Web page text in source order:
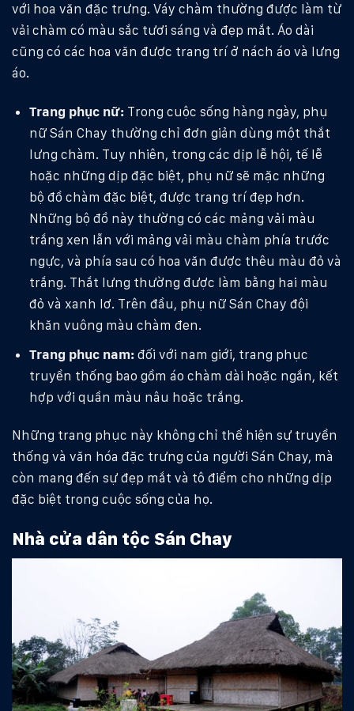
với hoa văn đặc trưng. Váy chàm thường được làm từ
vải chàm có màu sắc tươi sáng và đẹp mắt. Áo dài
cũng có các hoa văn được trang trí ở nách áo và lưng
áo.
Trang phục nữ: Trong cuộc sống hàng ngày, phụ
nữ Sán Chay thường chỉ đơn giản dùng một thắt
lưng chàm. Tuy nhiên, trong các dịp lễ hội, tế lễ
hoặc những dịp đặc biệt, phụ nữ sẽ mặc những
bộ đồ chàm đặc biệt, được trang trí đẹp hơn.
Những bộ đồ này thường có các mảng vải màu
trắng xen lẫn với mảng vải màu chàm phía trước
ngực, và phía sau có hoa văn được thêu màu đỏ và
trắng. Thắt lưng thường được làm bằng hai màu
đỏ và xanh lơ. Trên đầu, phụ nữ Sán Chay đội
khăn vuông màu chàm đen.
Trang phục nam: đối với nam giới, trang phục
truyền thống bao gồm áo chàm dài hoặc ngắn, kết
hợp với quần màu nâu hoặc trắng.
Những trang phục này không chỉ thể hiện sự truyền
thống và văn hóa đặc trưng của người Sán Chay, mà
còn mang đến sự đẹp mắt và tô điểm cho những dịp
đặc biệt trong cuộc sống của họ.
Nhà cửa dân tộc Sán Chay